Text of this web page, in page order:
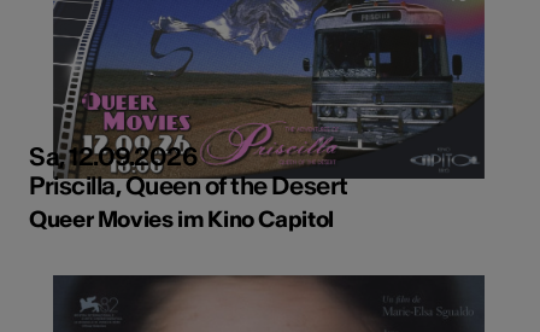
Sa, 12.09.2026
Priscilla, Queen of the Desert
Queer Movies im Kino Capitol